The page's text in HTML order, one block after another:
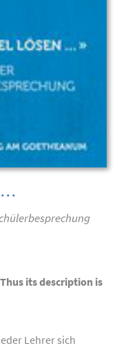
…
its description is
Lehrer sich